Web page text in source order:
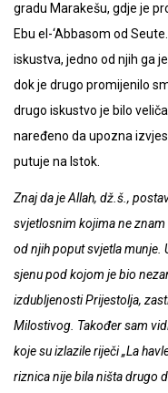
gradu Marakešu, gdje je
Ebu el-‘Abbasom od Seute.
iskustva, jedno od njih ga
dok je drugo promijenilo
drugo iskustvo je bilo
naređeno da upozna
putuje na Istok.
Znaj da je Allah, dž.š.,
svjetlosnim kojima ne
od njih poput svjetla munje.
sjenu pod kojom je bio
izdubljenosti Prijestolja,
Milostivog. Također sam
koje su izlazile riječi „La
riznica nije bila ništa drugo